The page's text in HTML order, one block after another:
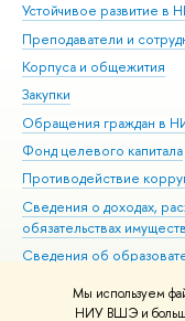
Мы используем
НИУ ВШЭ и
Устойчивое развитие в
Преподаватели и
Корпуса и общежития
Закупки
Обращения граждан в
Фонд целевого капитала
Противодействие
Сведения о доходах,
обязательствах
Сведения об
Людям с
Единая платежная